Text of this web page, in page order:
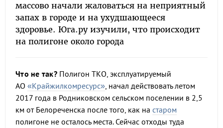
массово начали жаловаться на неприятный
запах в городе и на ухудшающееся
здоровье. Юга.ру изучили, что происходит
на полигоне около города
Что не так?Полигон ТКО, эксплуатируемый
АО «Крайжилкомресурс», начал действовать летом
2017 года в Родниковском сельском поселении в 2,5
км от Белореченска после того, как на старом
полигоне не осталось места. Сейчас отходы туда